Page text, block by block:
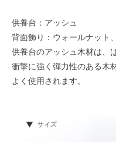
供養台：アッシュ
背面飾り：ウォールナット
供養台のアッシュ木材は、
衝撃に強く弾力性のある木
よく使用されます。